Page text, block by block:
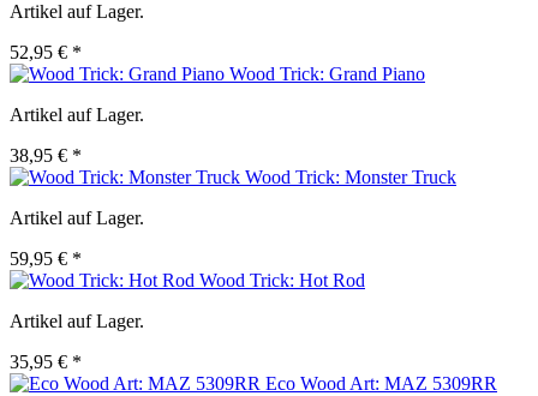
Artikel auf Lager.
52,95 € *
Wood Trick: Grand Piano
Artikel auf Lager.
38,95 € *
Wood Trick: Monster Truck
Artikel auf Lager.
59,95 € *
Wood Trick: Hot Rod
Artikel auf Lager.
35,95 € *
Eco Wood Art: MAZ 5309RR